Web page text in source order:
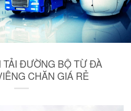
TẢI ĐƯỜNG BỘ TỪ ĐÀ
CHĂN GIÁ RẺ